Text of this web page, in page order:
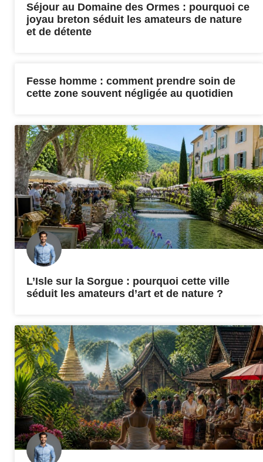
Séjour au Domaine des Ormes : pourquoi ce
joyau breton séduit les amateurs de nature
et de détente
Fesse homme : comment prendre soin de
cette zone souvent négligée au quotidien
L’Isle sur la Sorgue : pourquoi cette ville
séduit les amateurs d’art et de nature ?